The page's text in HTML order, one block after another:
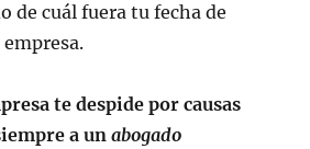
de cuál fuera tu fecha de
te despide por causas
a unabogado